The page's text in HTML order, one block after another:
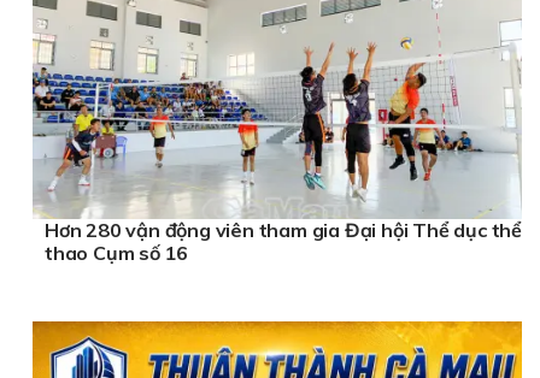
Hơn 280 vận động viên tham gia Đại hội Thể dục thể
thao Cụm số 16